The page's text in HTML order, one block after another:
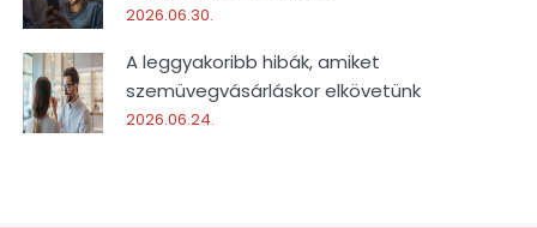
2026.06.30.
A leggyakoribb hibák, amiket
szemüvegvásárláskor elkövetünk
2026.06.24.